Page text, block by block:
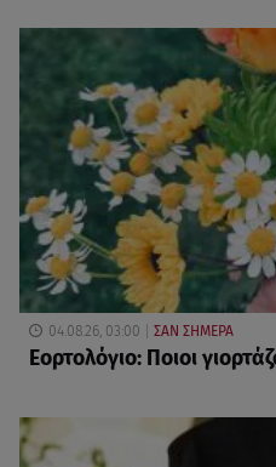
04.08.26, 03:00 ΣΑΝ ΣΗΜΕΡΑ
Εορτολόγιο: Ποιοι